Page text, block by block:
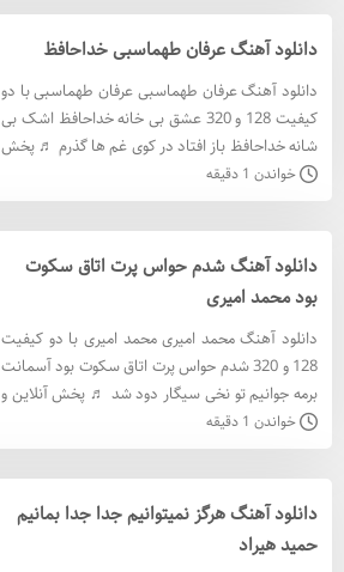
دانلود آهنگ عرفان طهماسبی خداحافظ
دانلود آهنگ عرفان طهماسبی عرفان طهماسبی با دو
کیفیت 128 و 320 عشق بی خانه خداحافظ اشک بی
شانه خداحافظ باز افتاد در کوی غم‏ ها گذرم ♬ پخش
آنلاین و دانلود ♬ دانلود آهنگ عرفان طهماسبی با
کيفيت 320
خواندن 1 دقیقه
دانلود آهنگ شدم حواس پرت اتاق سکوت
بود محمد امیری
دانلود آهنگ محمد امیری محمد امیری با دو کیفیت
128 و 320 شدم حواس پرت اتاق سکوت بود آسمانت
برمه جوانیم تو نخی سیگار دود شد ♬ پخش آنلاین و
دانلود آهنگ
خواندن 1 دقیقه
دانلود آهنگ هرگز نمیتوانیم جدا جدا بمانیم
حمید هیراد